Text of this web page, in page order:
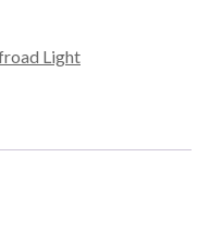
Light